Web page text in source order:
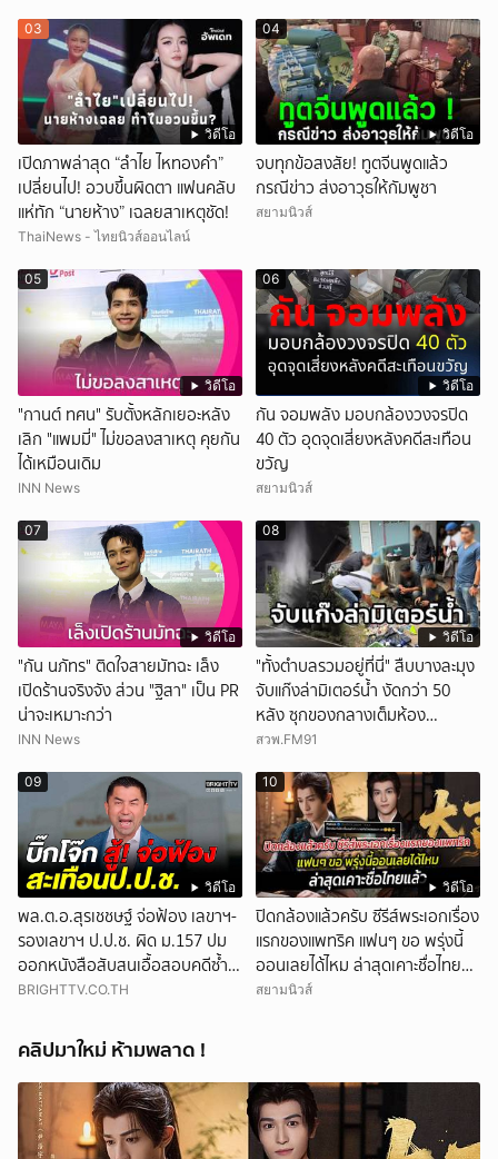
วิดีโอ
03
เปิดภาพล่าสุด “ลำไย ไหทองคำ”
เปลี่ยนไป! อวบขึ้นผิดตา แฟนคลับ
แห่ทัก “นายห้าง” เฉลยสาเหตุชัด!
ThaiNews - ไทยนิวส์ออนไลน์
วิดีโอ
04
จบทุกข้อสงสัย! ทูตจีนพูดแล้ว
กรณีข่าว ส่งอาวุธให้กัมพูชา
สยามนิวส์
วิดีโอ
05
"กานต์ ทศน" รับตั้งหลักเยอะหลัง
เลิก "แพมมี่" ไม่ขอลงสาเหตุ คุยกัน
ได้เหมือนเดิม
INN News
วิดีโอ
06
กัน จอมพลัง มอบกล้องวงจรปิด
40 ตัว อุดจุดเสี่ยงหลังคดีสะเทือน
ขวัญ
สยามนิวส์
วิดีโอ
07
"กัน นภัทร" ติดใจสายมัทฉะ เล็ง
เปิดร้านจริงจัง ส่วน "ฐิสา" เป็น PR
น่าจะเหมาะกว่า
INN News
วิดีโอ
08
"ทั้งตำบลรวมอยู่ที่นี่" สืบบางละมุง
จับแก๊งล่ามิเตอร์น้ำ งัดกว่า 50
หลัง ซุกของกลางเต็มห้อง
สารภาพขายหาเงินซื้อยา จ.ชลบุรี
สวพ.FM91
วิดีโอ
09
พล.ต.อ.สุรเชชษฐ์ จ่อฟ้อง เลขาฯ-
รองเลขาฯ ป.ป.ช. ผิด ม.157 ปม
ออกหนังสือสับสนเอื้อสอบคดีซ้ำ
ซ้อน
BRIGHTTV.CO.TH
วิดีโอ
10
ปิดกล้องแล้วครับ ซีรีส์พระเอกเรื่อง
แรกของแพทริค แฟนๆ ขอ พรุ่งนี้
ออนเลยได้ไหม ล่าสุดเคาะชื่อไทย
แล้ว
สยามนิวส์
คลิปมาใหม่ ห้ามพลาด !